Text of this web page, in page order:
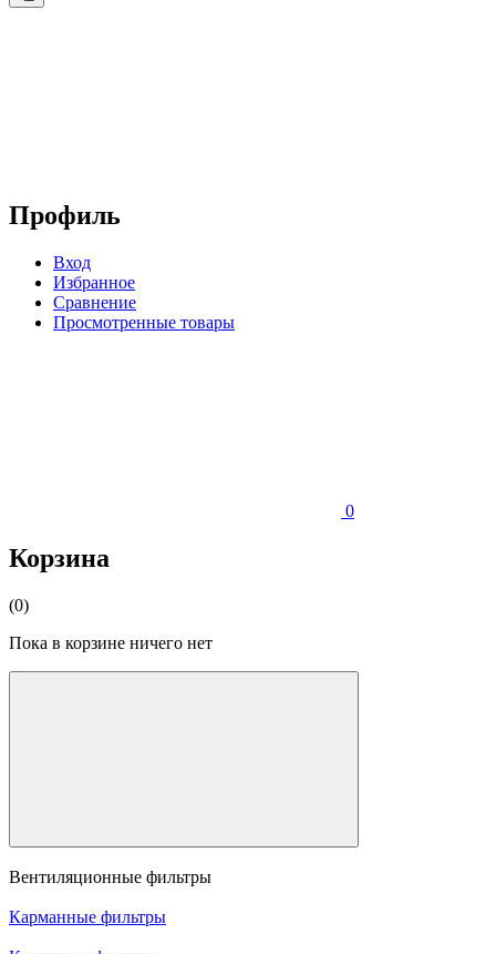
Профиль
Вход
Избранное
Сравнение
Просмотренные товары
0
Корзина
(0)
Пока в корзине ничего нет
Вентиляционные фильтры
Карманные фильтры